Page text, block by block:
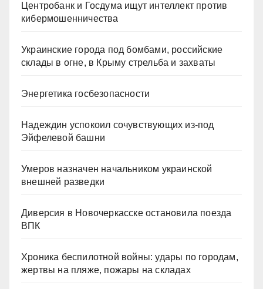
Центробанк и Госдума ищут интеллект против
кибермошенничества
Украинские города под бомбами, российские
склады в огне, в Крыму стрельба и захваты
Энергетика госбезопасности
Надеждин успокоил сочувствующих из-под
Эйфелевой башни
Умеров назначен начальником украинской
внешней разведки
Диверсия в Новочеркасске остановила поезда
ВПК
Хроника беспилотной войны: удары по городам,
жертвы на пляже, пожары на складах